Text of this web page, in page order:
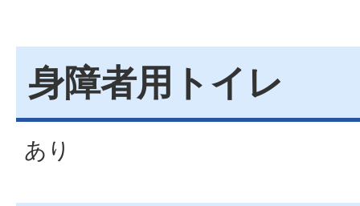
身障者用トイレ
あり